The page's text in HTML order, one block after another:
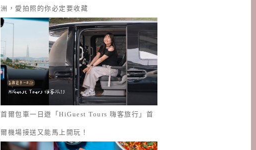
洲，愛拍照的你必定要收藏
首爾包車一日遊「HiGuest Tours 嗨客旅行」首
爾機場接送又能馬上開玩！